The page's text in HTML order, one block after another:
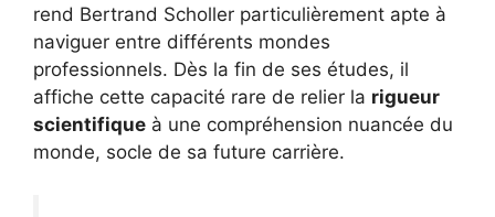
rend Bertrand Scholler particulièrement apte à
naviguer entre différents mondes
professionnels. Dès la fin de ses études, il
affiche cette capacité rare de relier la rigueur
scientifique à une compréhension nuancée du
monde, socle de sa future carrière.